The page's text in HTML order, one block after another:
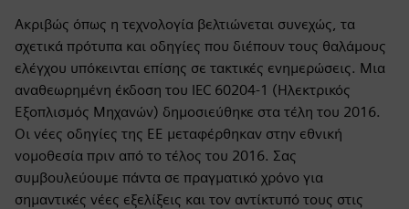
Ακριβώς όπως η τεχνολογία βελτιώνεται συνεχώς, τα
σχετικά πρότυπα και οδηγίες που διέπουν τους θαλάμους
ελέγχου υπόκεινται επίσης σε τακτικές ενημερώσεις. Μια
αναθεωρημένη έκδοση του IEC 60204-1 (Ηλεκτρικός
Εξοπλισμός Μηχανών) δημοσιεύθηκε στα τέλη του 2016.
Οι νέες οδηγίες της ΕΕ μεταφέρθηκαν στην εθνική
νομοθεσία πριν από το τέλος του 2016. Σας
συμβουλεύουμε πάντα σε πραγματικό χρόνο για
σημαντικές νέες εξελίξεις και τον αντίκτυπό τους στις